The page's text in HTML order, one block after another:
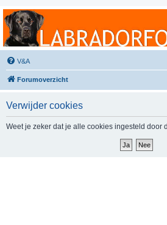
Labradorforum
Het gezelligste Labradorforum van Nederland en België!
V&A
Forumoverzicht
Verwijder cookies
Weet je zeker dat je alle cookies ingesteld door